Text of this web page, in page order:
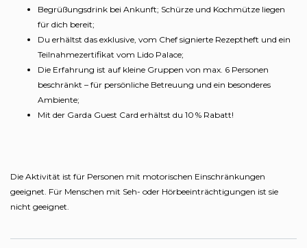
Begrüßungsdrink bei Ankunft; Schürze und Kochmütze liegen
für dich bereit;
Du erhältst das exklusive, vom Chef signierte Rezeptheft und ein
Teilnahmezertifikat vom Lido Palace;
Die Erfahrung ist auf kleine Gruppen von max. 6 Personen
beschränkt – für persönliche Betreuung und ein besonderes
Ambiente;
Mit der Garda Guest Card erhältst du 10 % Rabatt!
Die Aktivität ist für Personen mit motorischen Einschränkungen
geeignet. Für Menschen mit Seh- oder Hörbeeinträchtigungen ist sie
nicht geeignet.